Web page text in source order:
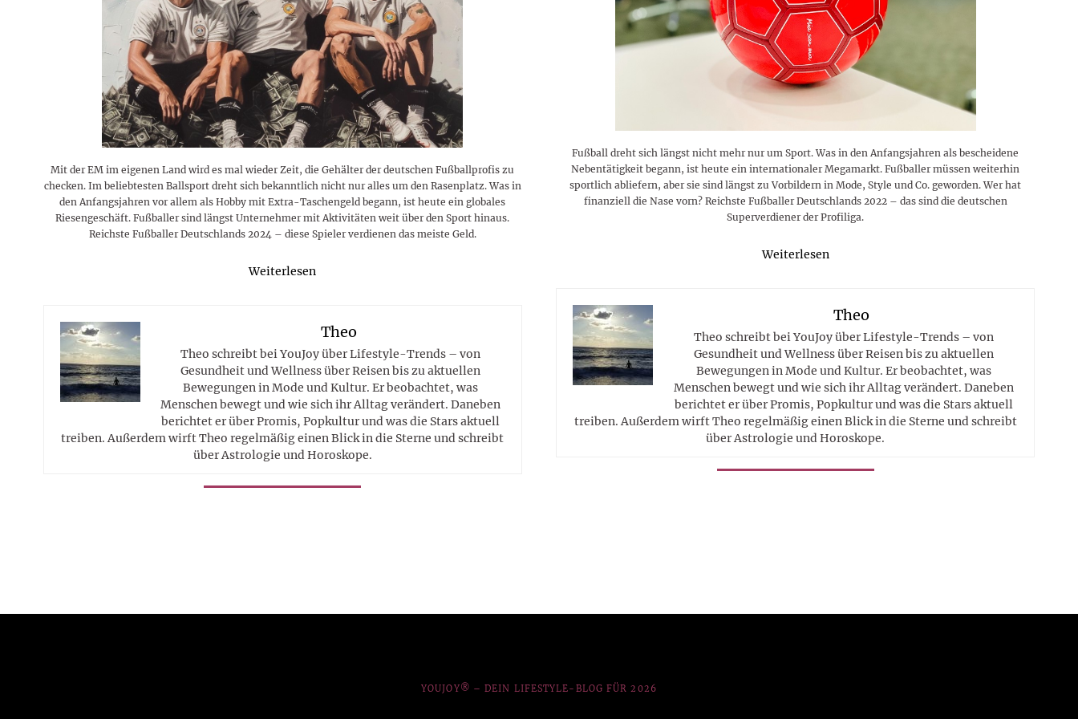
Stars 2026
MORE
Skandale
MORE
lustigen Sprüche helfen beim
Gratulieren
dahintersteckt und was bei
Plattformen zu beachten ist
MORE
BMI-Rechner für Frauen 2026
– Online-Rechner mit
MORE
Profi
Sternzeichen
MORE
Männer aller Sternzeichen
Jahre
MORE
Traumurlaub im
schneeweißen Salzburger
Mit der EM im eigenen Land wird es mal wieder Zeit, die Gehälter der deutschen Fußballprofis zu
checken. Im beliebtesten Ballsport dreht sich bekanntlich nicht nur alles um den Rasenplatz. Was in
den Anfangsjahren vor allem als Hobby mit Extra-Taschengeld begann, ist heute ein globales
Riesengeschäft. Fußballer sind längst Unternehmer mit Aktivitäten weit über den Sport hinaus.
Reichste Fußballer Deutschlands 2024 – diese Spieler verdienen das meiste Geld.
Weiterlesen
Theo
Theo schreibt bei YouJoy über Lifestyle-Trends – von
Gesundheit und Wellness über Reisen bis zu aktuellen
Bewegungen in Mode und Kultur. Er beobachtet, was
Menschen bewegt und wie sich ihr Alltag verändert. Daneben
berichtet er über Promis, Popkultur und was die Stars aktuell
treiben. Außerdem wirft Theo regelmäßig einen Blick in die Sterne und schreibt
über Astrologie und Horoskope.
Fußball dreht sich längst nicht mehr nur um Sport. Was in den Anfangsjahren als bescheidene
Nebentätigkeit begann, ist heute ein internationaler Megamarkt. Fußballer müssen weiterhin
sportlich abliefern, aber sie sind längst zu Vorbildern in Mode, Style und Co. geworden. Wer hat
finanziell die Nase vorn? Reichste Fußballer Deutschlands 2022 – das sind die deutschen
Superverdiener der Profiliga.
Weiterlesen
Theo
Theo schreibt bei YouJoy über Lifestyle-Trends – von
Gesundheit und Wellness über Reisen bis zu aktuellen
Bewegungen in Mode und Kultur. Er beobachtet, was
Menschen bewegt und wie sich ihr Alltag verändert. Daneben
berichtet er über Promis, Popkultur und was die Stars aktuell
treiben. Außerdem wirft Theo regelmäßig einen Blick in die Sterne und schreibt
über Astrologie und Horoskope.
YOUJOY® – DEIN LIFESTYLE-BLOG FÜR 2026